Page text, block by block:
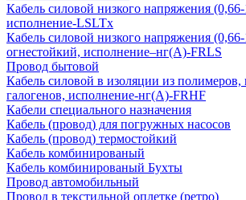
Кабель силовой низкого напряжения
исполнение-LSLTx
Кабель силовой низкого напряжения
огнестойкий, исполнение–нг(А)-FRLS
Провод бытовой
Кабель силовой в изоляции из
галогенов, исполнение-нг(А)-FRHF
Кабели специального назначения
Кабель (провод) для погружных насосов
Кабель (провод) термостойкий
Кабель комбинированый
Кабель комбинированый Бухты
Провод автомобильный
Провод в текстильной оплетке (ретро)